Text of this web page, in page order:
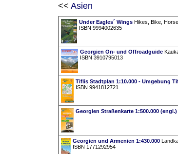
<< Asien
Under Eagles´ WingsHikes, Bike,
ISBN 9994002635
Georgien On- und Offroadguide
ISBN 3910795013
Tiflis Stadtplan 1:10.000 - Umgebung
ISBN 9941812721
Georgien Straßenkarte 1:500.000 (engl.)
Georgien und Armenien 1:430.000
ISBN 1771292954